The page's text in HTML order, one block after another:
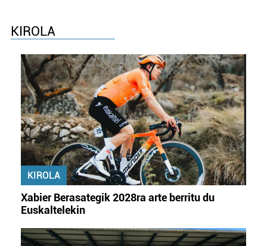
KIROLA
KIROLA
Xabier Berasategik 2028ra arte berritu du
Euskaltelekin